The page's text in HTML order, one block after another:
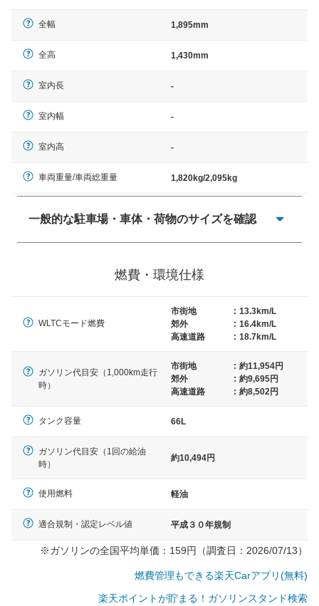
全幅 1,895mm
全高 1,430mm
室内長 -
室内幅 -
室内高 -
車両重量/車両総重量 1,820kg/2,095kg
一般的な駐車場・車体・荷物のサイズを確認
× 長さ 5,000mm 車路幅 5,000mmというサイズが標準値
燃費・環境仕様
WLTCモード燃費
市街地 : 13.3km/L
郊外
: 16.4km/L
高速道路
: 18.7km/L
ガソリン代目安（1,000km走行
時）
市街地 : 約11,954円
郊外
: 約9,695円
高速道路
: 約8,502円
タンク容量 66L
ガソリン代目安（1回の給油
時）
約10,494円
使用燃料 軽油
適合規制・認定レベル値 平成３０年規制
※ガソリンの全国平均単価：159円（調査日：2026/07/13）
燃費管理もできる楽天Carアプリ(無料)
楽天ポイントが貯まる！ガソリンスタンド検索